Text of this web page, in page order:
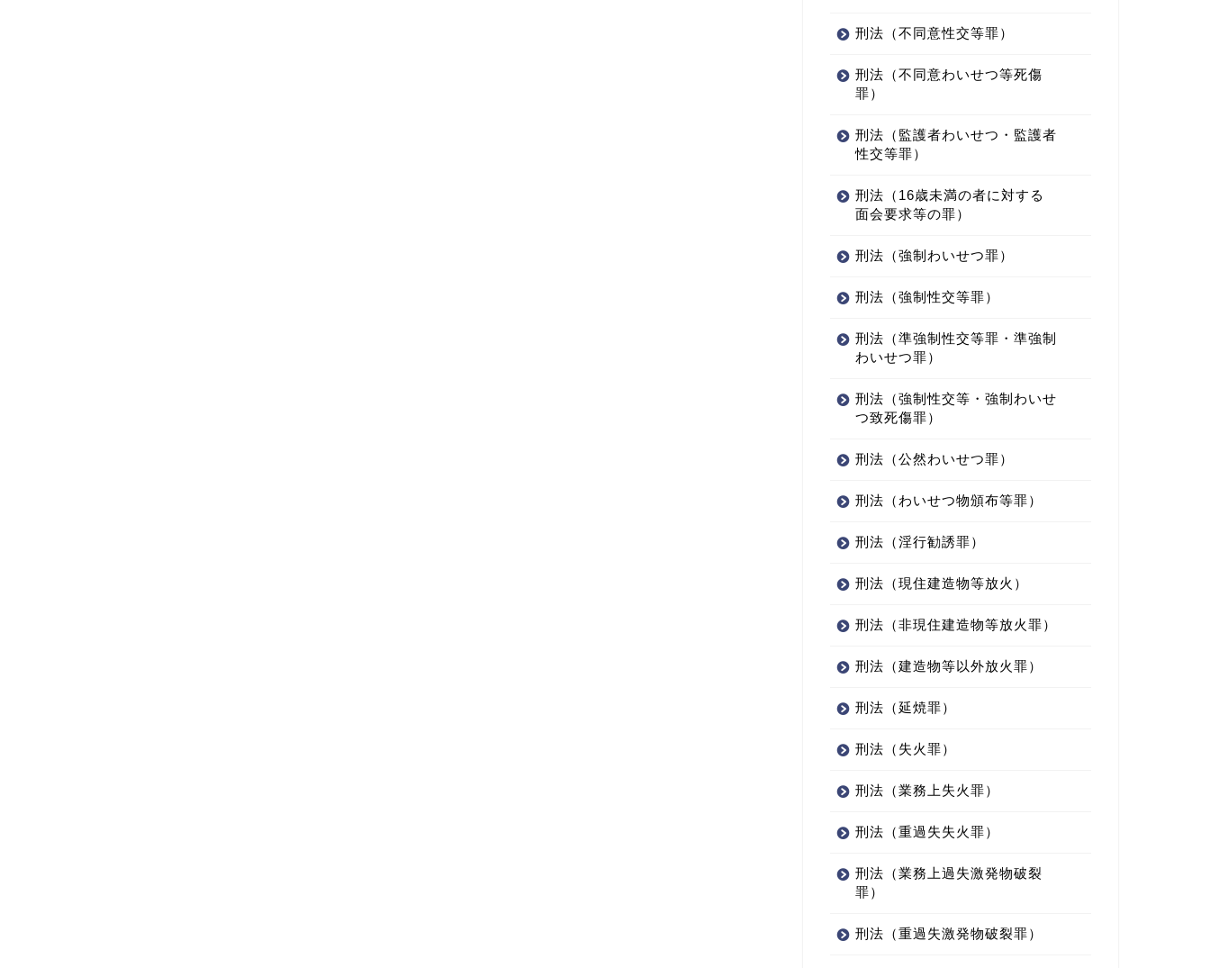
刑法（不同意性交等罪）
刑法（不同意わいせつ等死傷
罪）
刑法（監護者わいせつ・監護者
性交等罪）
刑法（16歳未満の者に対する
面会要求等の罪）
刑法（強制わいせつ罪）
刑法（強制性交等罪）
刑法（準強制性交等罪・準強制
わいせつ罪）
刑法（強制性交等・強制わいせ
つ致死傷罪）
刑法（公然わいせつ罪）
刑法（わいせつ物頒布等罪）
刑法（淫行勧誘罪）
刑法（現住建造物等放火）
刑法（非現住建造物等放火罪）
刑法（建造物等以外放火罪）
刑法（延焼罪）
刑法（失火罪）
刑法（業務上失火罪）
刑法（重過失失火罪）
刑法（業務上過失激発物破裂
罪）
刑法（重過失激発物破裂罪）